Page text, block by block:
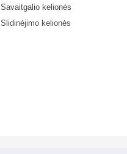
Savaitgalio kelionės
Slidinėjimo kelionės